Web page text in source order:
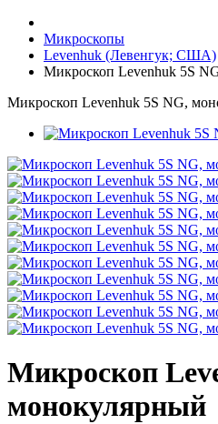
Микроскопы
Levenhuk (Левенгук; США)
Микроскоп Levenhuk 5S
Микроскоп Levenhuk 5S NG,
Микроскоп
монокулярный